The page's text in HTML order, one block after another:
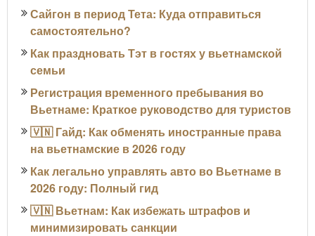
Сайгон в период Тета: Куда отправиться
самостоятельно?
Как праздновать Тэт в гостях у вьетнамской
семьи
Регистрация временного пребывания во
Вьетнаме: Краткое руководство для туристов
🇻🇳 Гайд: Как обменять иностранные права
на вьетнамские в 2026 году
Как легально управлять авто во Вьетнаме в
2026 году: Полный гид
🇻🇳 Вьетнам: Как избежать штрафов и
минимизировать санкции